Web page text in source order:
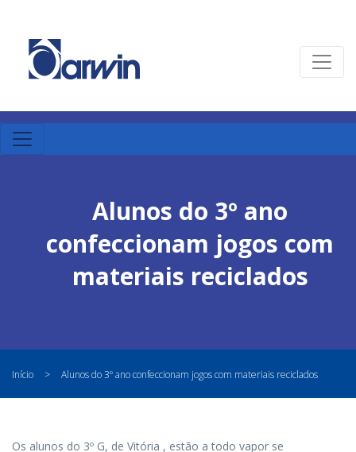
Alunos do 3º ano
confeccionam jogos com
materiais reciclados
Início > Alunos do 3º ano confeccionam jogos com materiais reciclados
Os alunos do 3º G, de Vitória , estão a todo vapor se